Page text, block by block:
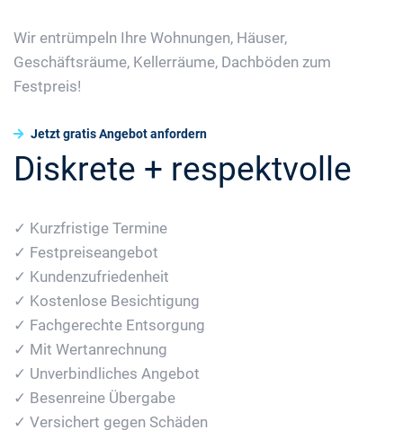
Wir entrümpeln Ihre Wohnungen, Häuser,
Geschäftsräume, Kellerräume, Dachböden zum
Festpreis!
Jetzt gratis Angebot anfordern
Diskrete + respektvolle
✓ Kurzfristige Termine
✓ Festpreiseangebot
✓ Kundenzufriedenheit
✓ Kostenlose Besichtigung
✓ Fachgerechte Entsorgung
✓ Mit Wertanrechnung
✓ Unverbindliches Angebot
✓ Besenreine Übergabe
✓ Versichert gegen Schäden